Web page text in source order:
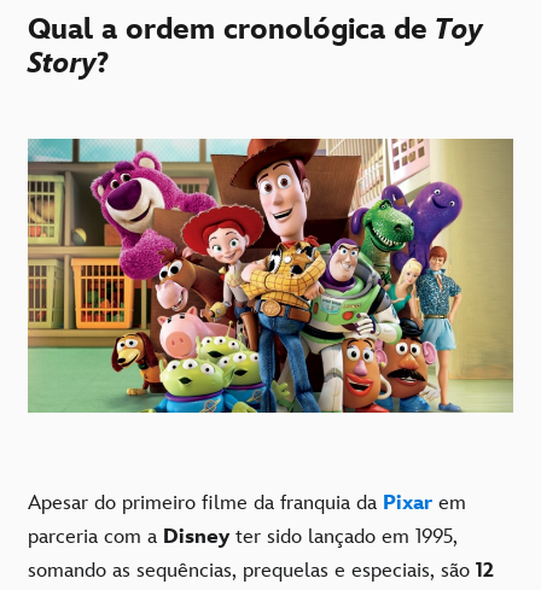
Qual a ordem cronológica de Toy
Story?
Apesar do primeiro filme da franquia da Pixar em
parceria com a Disney ter sido lançado em 1995,
somando as sequências, prequelas e especiais, são 12